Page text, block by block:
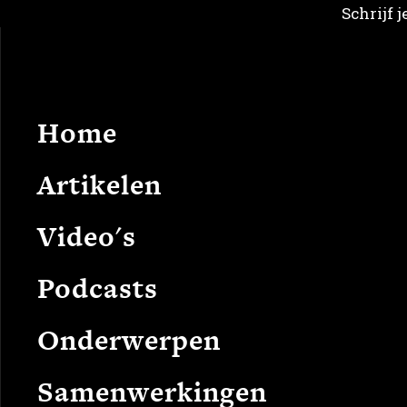
Schrijf
Home
Artikelen
Video's
Podcasts
Onderwerpen
Samenwerkingen